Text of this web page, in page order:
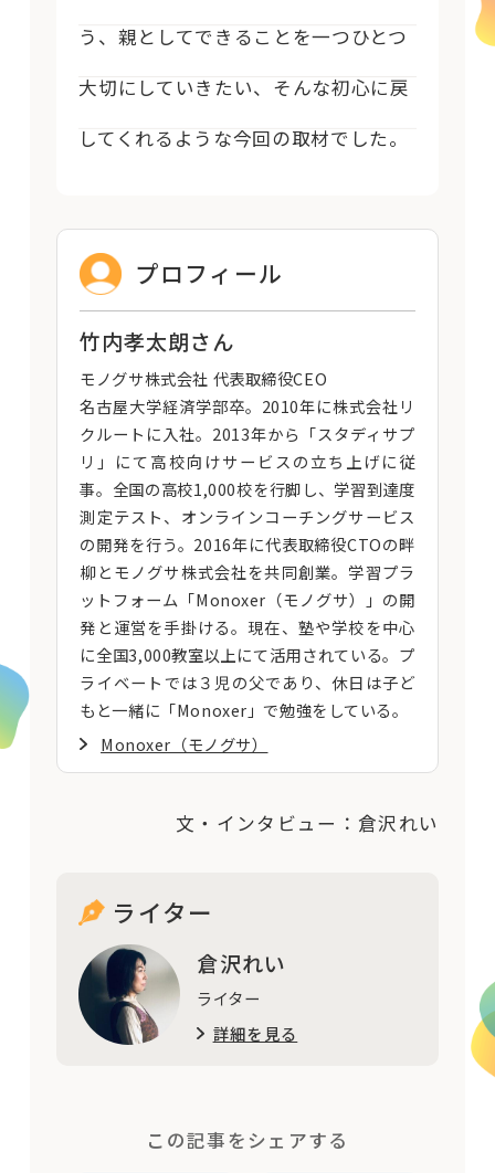
う、親としてできることを一つひとつ
大切にしていきたい、そんな初心に戻
してくれるような今回の取材でした。
プロフィール
竹内孝太朗さん
モノグサ株式会社 代表取締役CEO
名古屋大学経済学部卒。2010年に株式会社リ
クルートに入社。2013年から「スタディサプ
リ」にて高校向けサービスの立ち上げに従
事。全国の高校1,000校を行脚し、学習到達度
測定テスト、オンラインコーチングサービス
の開発を行う。2016年に代表取締役CTOの畔
柳とモノグサ株式会社を共同創業。学習プラ
ットフォーム「Monoxer（モノグサ）」の開
発と運営を手掛ける。現在、塾や学校を中心
に全国3,000教室以上にて活用されている。プ
ライベートでは３児の父であり、休日は子ど
もと一緒に「Monoxer」で勉強をしている。
Monoxer（モノグサ）
文・インタビュー：倉沢れい
ライター
倉沢れい
ライター
詳細を見る
この記事をシェアする